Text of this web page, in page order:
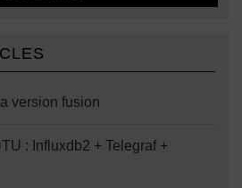
version fusion
: Influxdb2 + Telegraf +